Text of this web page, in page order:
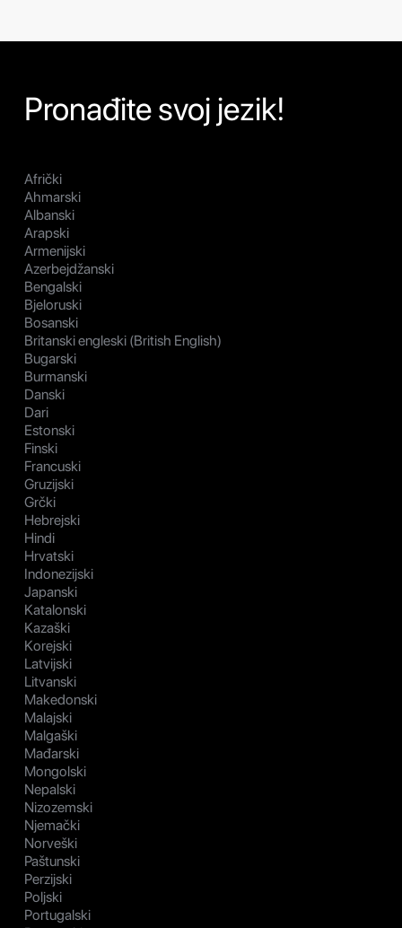
Pronađite svoj jezik!
Afrički
Ahmarski
Albanski
Arapski
Armenijski
Azerbejdžanski
Bengalski
Bjeloruski
Bosanski
Britanski engleski (British English)
Bugarski
Burmanski
Danski
Dari
Estonski
Finski
Francuski
Gruzijski
Grčki
Hebrejski
Hindi
Hrvatski
Indonezijski
Japanski
Katalonski
Kazaški
Korejski
Latvijski
Litvanski
Makedonski
Malajski
Malgaški
Mađarski
Mongolski
Nepalski
Nizozemski
Njemački
Norveški
Paštunski
Perzijski
Poljski
Portugalski